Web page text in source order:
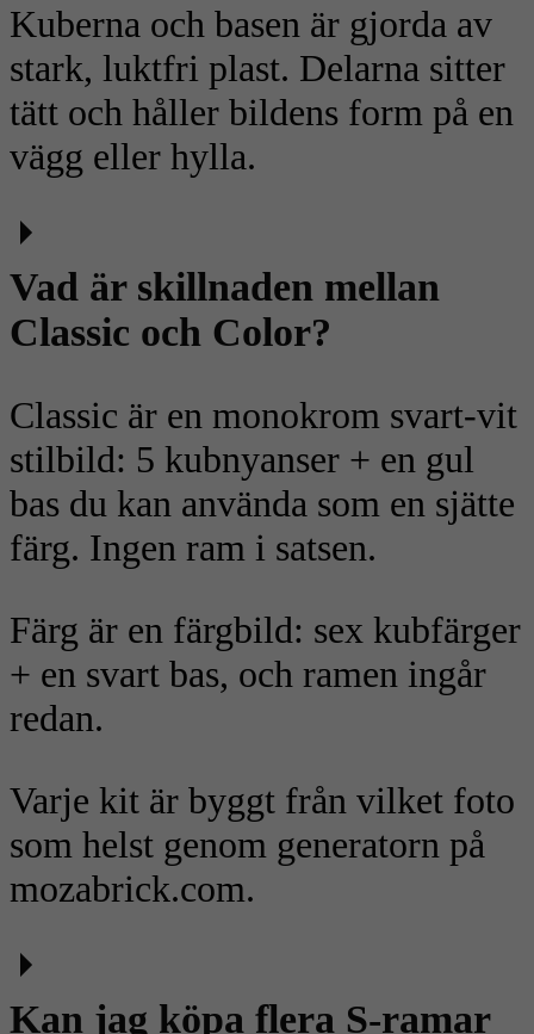
Kuberna och basen är gjorda av
stark, luktfri plast. Delarna sitter
tätt och håller bildens form på en
vägg eller hylla.
Vad är skillnaden mellan
Classic och Color?
Classic är en monokrom svart-vit
stilbild: 5 kubnyanser + en gul
bas du kan använda som en sjätte
färg. Ingen ram i satsen.
Färg är en färgbild: sex kubfärger
+ en svart bas, och ramen ingår
redan.
Varje kit är byggt från vilket foto
som helst genom generatorn på
mozabrick.com.
Kan jag köpa flera S-ramar